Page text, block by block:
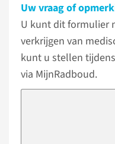
Uw vraag of
U kunt dit formulier
verkrijgen van
kunt u stellen
via MijnRadboud.